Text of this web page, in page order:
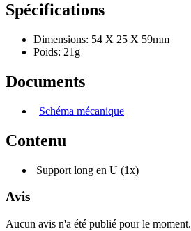
Spécifications
Dimensions: 54 X 25 X 59mm
Poids: 21g
Documents
Schéma mécanique
Contenu
Support long en U (1x)
Avis
Aucun avis n'a été publié pour le moment.